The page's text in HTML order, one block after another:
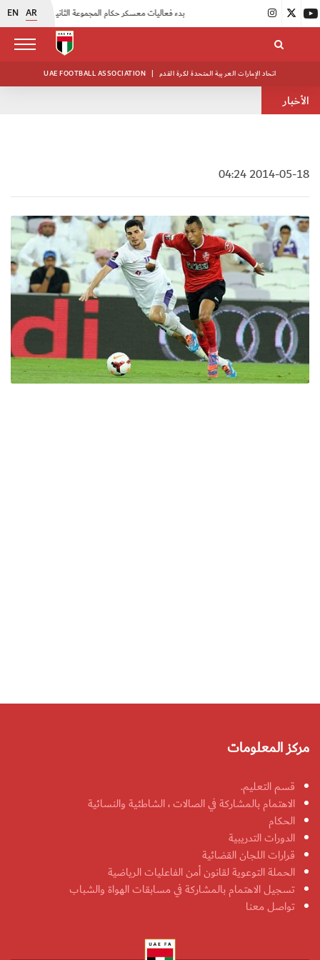
EN AR |
UAE FOOTBALL ASSOCIATION | اتحاد الإمارات العربية المتحدة لكرة القدم
الأخبار
2014-05-18 04:24
مركز المعلومات
قسم التعليم.
الاهتمام بالمشاركة في الصالات ، الشاطئية والنسائية
الحكام
الدورات التدريبية
قرارات اللجان القضائية
الحملة التوعوية لقانون أمن الفاعليات الرياضية
تسجيل الاهتمام بالمشاركة في مسابقات الهواة والشباب
تواصل معنا